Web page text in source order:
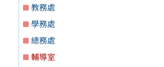
教務處
學務處
總務處
輔導室